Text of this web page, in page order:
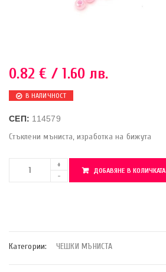
0.82€ / 1.60 лв.
В НАЛИЧНОСТ
СЕП: 114579
Стъклени мъниста, изработка на бижута
ДОБАВЯНЕ В КОЛИЧКАТА
Категории: ЧЕШКИ МЪНИСТА